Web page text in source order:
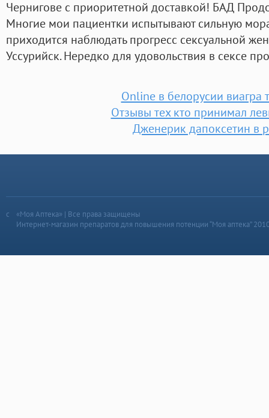
Чернигове c приоритетной доставкой! БАД
Многие мои пациентки испытывают сильную
приходится наблюдать прогресс сексуальной
Уссурийск. Нередко для удовольствия в сексе
Online в белорусии виагра
Отзывы тех кто принимал
Дженерик дапоксетин в
«Моя Аптека» | Все права защищены
Интернет-магазин препаратов для повышения потенции “Моя аптека”